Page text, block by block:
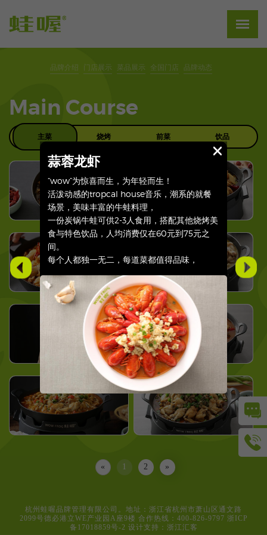
品牌介绍 门店展示 菜品展示 全国门店 品牌动态
Main Course
主菜 烧烤 前菜 饮品
« 1 2 »
蒜蓉龙虾
“wow”为惊喜而生，为年轻而生！
活泼动感的tropcal house音乐，潮系的就餐
场景，美味丰富的牛蛙料理，
一份炭锅牛蛙可供2-3人食用，搭配其他烧烤美
食与特色饮品，人均消费仅在60元到75元之
间。
每个人都独一无二，每道菜都值得品味，
惊喜，就在蛙喔 ！
杭州蛙喔品牌管理有限公司。地址：浙江省杭州市萧山区通文路
2099号德必港立WE产业园A座9楼 合作热线：400-826-9797 浙ICP
备17018859号-2 设计支持：浙江汇客